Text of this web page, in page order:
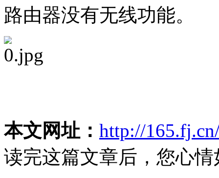
路由器没有无线功能。
本文网址： http://
读完这篇文章后，您心情